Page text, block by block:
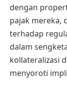
dengan
pajak mereka,
terhadap
dalam
kollateralizasi
menyoroti